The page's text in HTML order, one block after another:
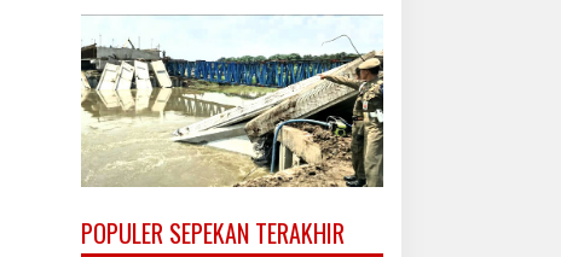
POPULER SEPEKAN TERAKHIR